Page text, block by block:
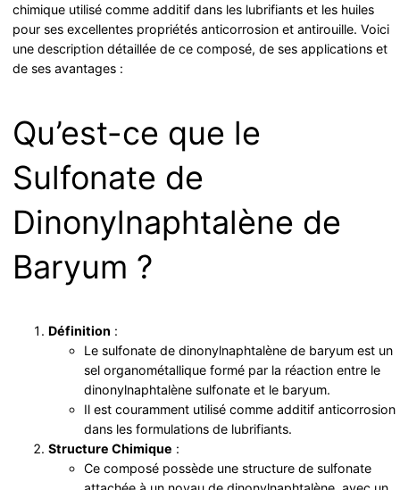
chimique utilisé comme additif dans les lubrifiants et les huiles
pour ses excellentes propriétés anticorrosion et antirouille. Voici
une description détaillée de ce composé, de ses applications et
de ses avantages :
Qu’est-ce que le
Sulfonate de
Dinonylnaphtalène de
Baryum ?
Définition :
Le sulfonate de dinonylnaphtalène de baryum est un
sel organométallique formé par la réaction entre le
dinonylnaphtalène sulfonate et le baryum.
Il est couramment utilisé comme additif anticorrosion
dans les formulations de lubrifiants.
Structure Chimique :
Ce composé possède une structure de sulfonate